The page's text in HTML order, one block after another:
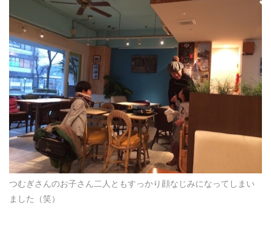
つむぎさんのお子さん二人ともすっかり顔なじみになってしまい
ました（笑）